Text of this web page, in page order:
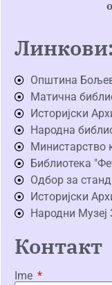
Линкови:
Општина
Матична
Историјски
Народна
Министарство
Библиотека
Одбор за
Историјски
Народни Музеј
Контакт
Ime